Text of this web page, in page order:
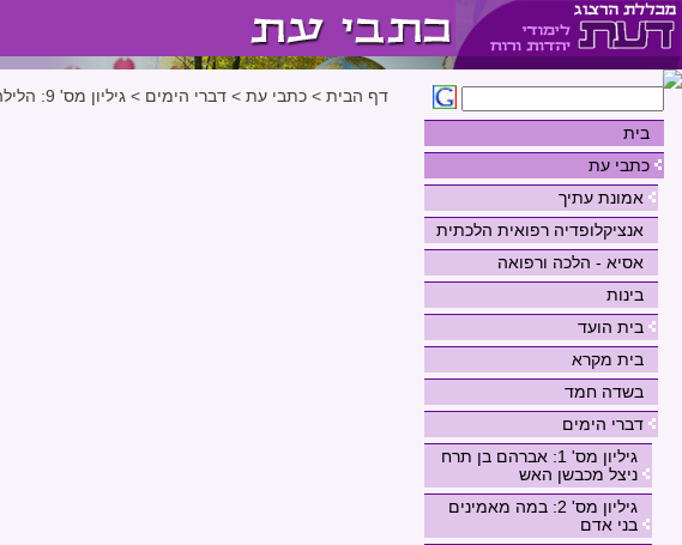
בית
כתבי עת
אמונת עתיך
אנציקלופדיה רפואית הלכתית
אסיא - הלכה ורפואה
בינות
בית הועד
בית מקרא
בשדה חמד
דברי הימים
גיליון מס' 1: אברהם בן תרח
ניצל מכבשן האש
גיליון מס' 2: במה מאמינים
בני אדם
דף הבית > כתבי עת > דברי הימים > גיליון מס' 9: הלילה יוצאים ממצרים